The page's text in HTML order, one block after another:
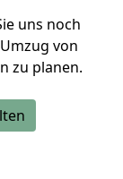
uns noch
von
zu planen.